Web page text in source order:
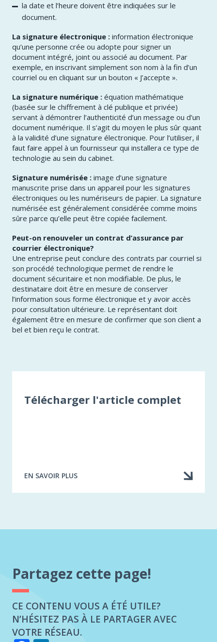
la date et l’heure doivent être indiquées sur le
document.
La signature électronique : information électronique
qu’une personne crée ou adopte pour signer un
document intégré, joint ou associé au document. Par
exemple, en inscrivant simplement son nom à la fin d’un
courriel ou en cliquant sur un bouton « J’accepte ».
La signature numérique : équation mathématique
(basée sur le chiffrement à clé publique et privée)
servant à démontrer l’authenticité d’un message ou d’un
document numérique. Il s’agit du moyen le plus sûr quant
à la validité d’une signature électronique. Pour l’utiliser, il
faut faire appel à un fournisseur qui installera ce type de
technologie au sein du cabinet.
Signature numérisée : image d’une signature
manuscrite prise dans un appareil pour les signatures
électroniques ou les numériseurs de papier. La signature
numérisée est généralement considérée comme moins
sûre parce qu’elle peut être copiée facilement.
Peut-on renouveler un contrat d’assurance par
courrier électronique?
Une entreprise peut conclure des contrats par courriel si
son procédé technologique permet de rendre le
document sécuritaire et non modifiable. De plus, le
destinataire doit être en mesure de conserver
l’information sous forme électronique et y avoir accès
pour consultation ultérieure. Le représentant doit
également être en mesure de confirmer que son client a
bel et bien reçu le contrat.
Télécharger l'article complet
EN SAVOIR PLUS
À
Partagez cette page!
CE CONTENU VOUS A ÉTÉ UTILE?
N’HÉSITEZ PAS À LE PARTAGER AVEC
VOTRE RÉSEAU.